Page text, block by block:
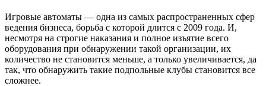
Игровые автоматы — одна из самых распространенных сфер
ведения бизнеса, борьба с которой длится с 2009 года. И,
несмотря на строгие наказания и полное изъятие всего
оборудования при обнаружении такой организации, их
количество не становится меньше, а только увеличивается, да
так, что обнаружить такие подпольные клубы становится все
сложнее.